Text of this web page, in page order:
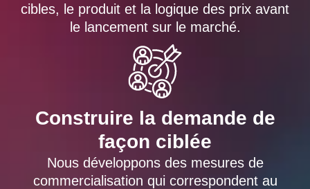
cibles, le produit et la logique des prix avant
le lancement sur le marché.
Construire la demande de
façon ciblée
Nous développons des mesures de
commercialisation qui correspondent au